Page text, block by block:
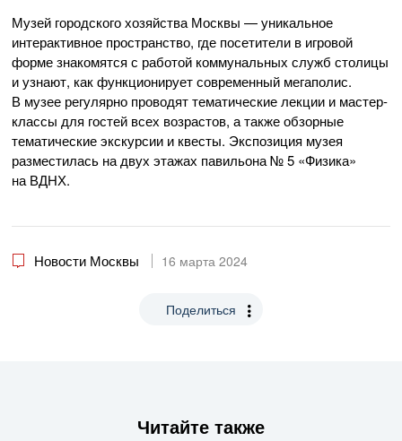
Музей городского хозяйства Москвы — уникальное
интерактивное пространство, где посетители в игровой
форме знакомятся с работой коммунальных служб столицы
и узнают, как функционирует современный мегаполис.
В музее регулярно проводят тематические лекции и мастер-
классы для гостей всех возрастов, а также обзорные
тематические экскурсии и квесты. Экспозиция музея
разместилась на двух этажах павильона № 5 «Физика»
на ВДНХ.
Новости Москвы 16 марта 2024
Поделиться
Читайте также